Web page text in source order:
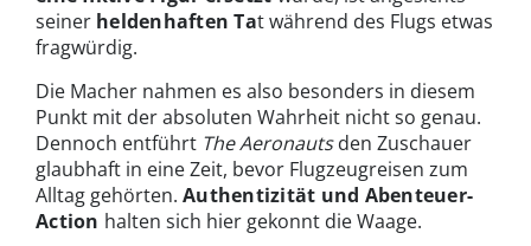
seiner heldenhaften Tat während des Flugs etwas
fragwürdig.
Die Macher nahmen es also besonders in diesem
Punkt mit der absoluten Wahrheit nicht so genau.
Dennoch entführt The Aeronautsden Zuschauer
glaubhaft in eine Zeit, bevor Flugzeugreisen zum
Alltag gehörten. Authentizität und Abenteuer-
Action halten sich hier gekonnt die Waage.